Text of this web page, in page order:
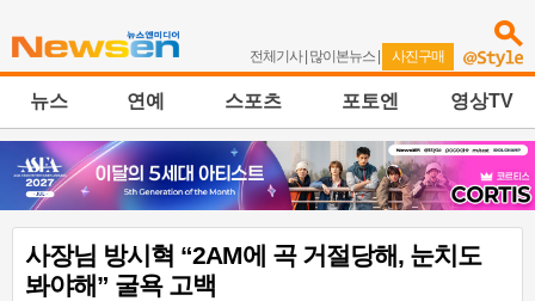
전체기사| 많이본뉴스 | 사진구매
뉴스 연예 스포츠 포토엔 영상TV
사장님 방시혁 “2AM에 곡 거절당해, 눈치도
봐야해” 굴욕 고백